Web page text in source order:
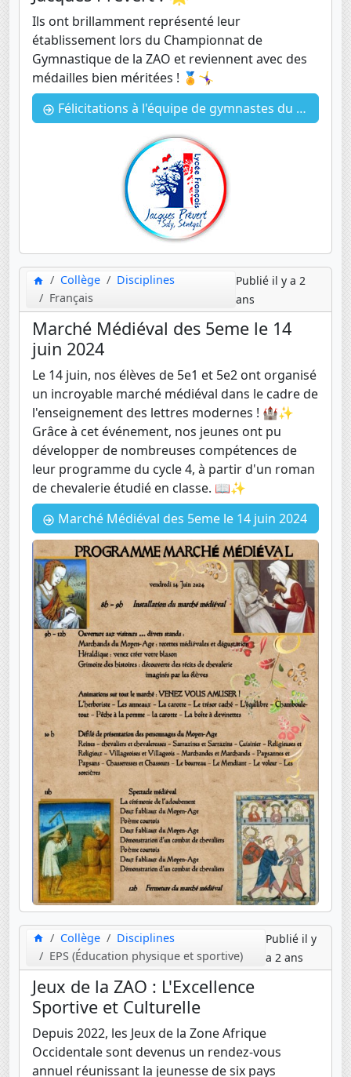
Ils ont brillamment représenté leur
établissement lors du Championnat de
Gymnastique de la ZAO et reviennent avec des
médailles bien méritées ! 🏅🤸‍♀️
Félicitations à l'équipe de gymnastes du Lycée Français Jacques Prévert ! 🌟
Collège
Disciplines
Français
Publié il y a 2
ans
Marché Médiéval des 5eme le 14
juin 2024
Le 14 juin, nos élèves de 5e1 et 5e2 ont organisé
un incroyable marché médiéval dans le cadre de
l'enseignement des lettres modernes ! 🏰✨
Grâce à cet événement, nos jeunes ont pu
développer de nombreuses compétences de
leur programme du cycle 4, à partir d'un roman
de chevalerie étudié en classe. 📖✨
Marché Médiéval des 5eme le 14 juin 2024
Collège
Disciplines
EPS (Éducation physique et sportive)
Publié il y
a 2 ans
Jeux de la ZAO : L'Excellence
Sportive et Culturelle
Depuis 2022, les Jeux de la Zone Afrique
Occidentale sont devenus un rendez-vous
annuel réunissant la jeunesse de six pays